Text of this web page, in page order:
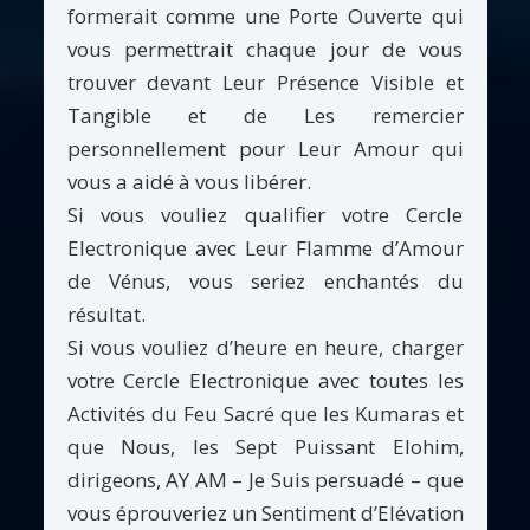
formerait comme une Porte Ouverte qui
vous permettrait chaque jour de vous
trouver devant Leur Présence Visible et
Tangible et de Les remercier
personnellement pour Leur Amour qui
vous a aidé à vous libérer.
Si vous vouliez qualifier votre Cercle
Electronique avec Leur Flamme d’Amour
de Vénus, vous seriez enchantés du
résultat.
Si vous vouliez d’heure en heure, charger
votre Cercle Electronique avec toutes les
Activités du Feu Sacré que les Kumaras et
que Nous, les Sept Puissant Elohim,
dirigeons, AY AM – Je Suis persuadé – que
vous éprouveriez un Sentiment d’Elévation